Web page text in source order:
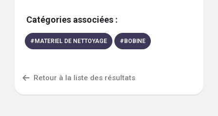
Catégories associées :
# MATERIEL DE NETTOYAGE # BOBINE
Retour à la liste des résultats